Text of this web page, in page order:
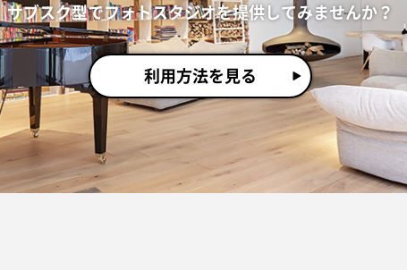
サブスク型でフォトスタジオを提供してみませんか？
利用方法を見る